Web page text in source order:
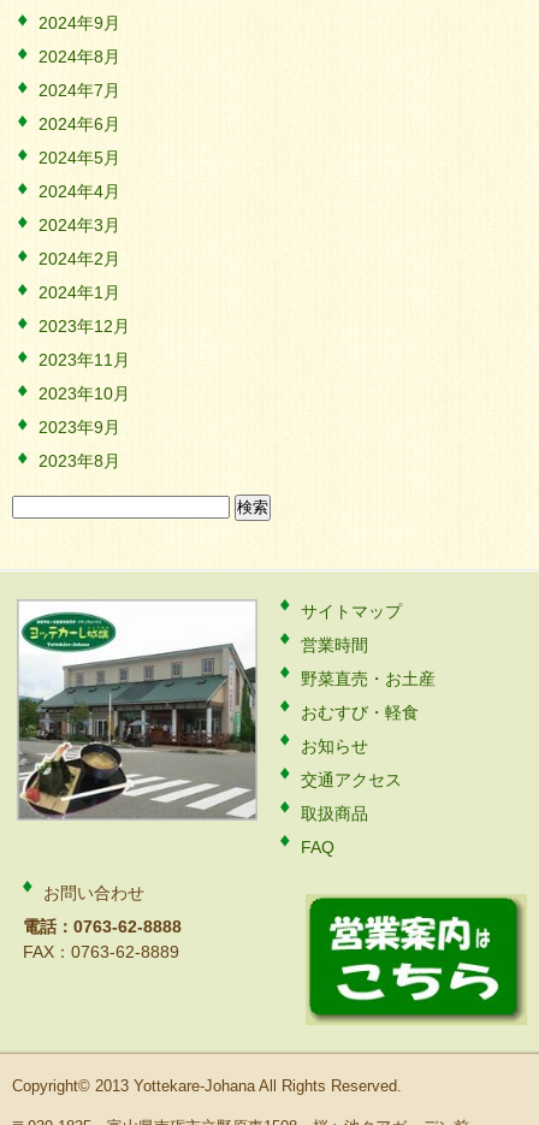
2024年9月
2024年8月
2024年7月
2024年6月
2024年5月
2024年4月
2024年3月
2024年2月
2024年1月
2023年12月
2023年11月
2023年10月
2023年9月
2023年8月
検
索:
サイトマップ
営業時間
野菜直売・お土産
おむすび・軽食
お知らせ
交通アクセス
取扱商品
FAQ
お問い合わせ
電話：0763-62-8888
FAX：0763-62-8889
Copyright© 2013 Yottekare-Johana All Rights Reserved.